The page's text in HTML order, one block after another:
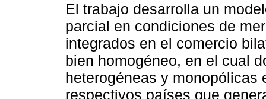
El trabajo desarrolla un
parcial en condiciones de
integrados en el comercio
bien homogéneo, en el cual
heterogéneas y monopólicas
respectivos países que